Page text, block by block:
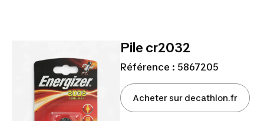
Pile cr2032
Référence : 5867205
Acheter sur decathlon.fr